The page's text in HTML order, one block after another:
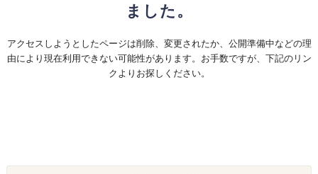
ました。
アクセスしようとしたページは削除、変更されたか、公開準備中などの理
由により現在利用できない可能性があります。お手数ですが、下記のリン
クよりお探しください。